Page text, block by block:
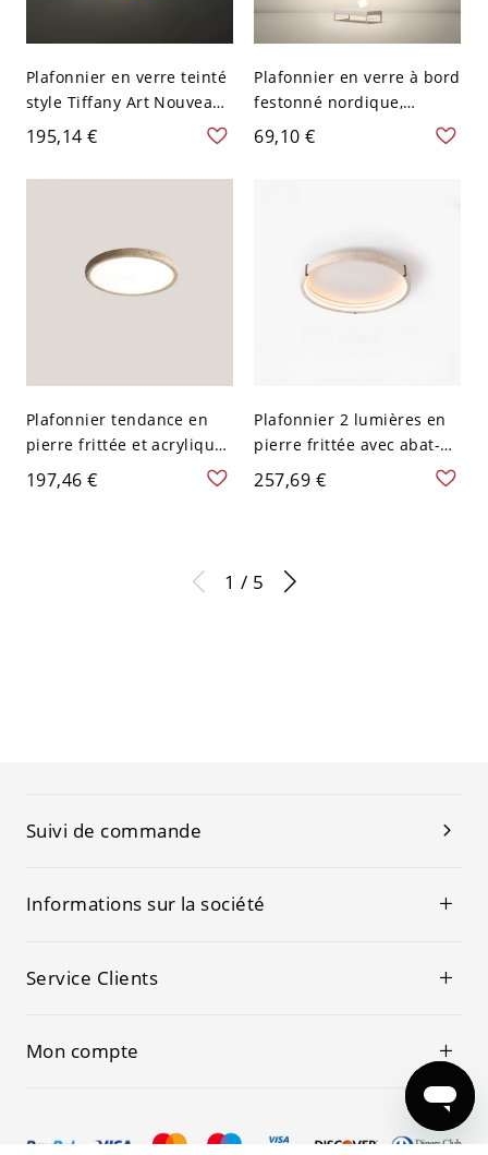
Plafonnier en verre teinté
style Tiffany Art Nouveau,
Plume de Paon - 110 V-120
195,14 €
Plafonnier en verre à bord
festonné nordique,
luminaire botanique
69,10 €
Plafonnier tendance en
pierre frittée et acrylique
pour usage résidentiel
léger, luminaire LED,
chaude/blanche/neutre
197,46 €
Plafonnier 2 lumières en
pierre frittée avec abat-
jour en craie, style
moderne plat pour
(lumière
chaude/blanche/neutre),
257,69 €
1 / 5
Suivi de commande
Informations sur la société
Service Clients
Mon compte